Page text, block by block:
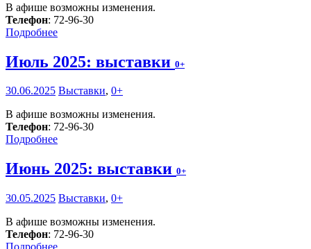
В афише возможны изменения.
Телефон: 72-96-30
Подробнее
Июль 2025: выставки 0+
30.06.2025 Выставки, 0+
В афише возможны изменения.
Телефон: 72-96-30
Подробнее
Июнь 2025: выставки 0+
30.05.2025 Выставки, 0+
В афише возможны изменения.
Телефон: 72-96-30